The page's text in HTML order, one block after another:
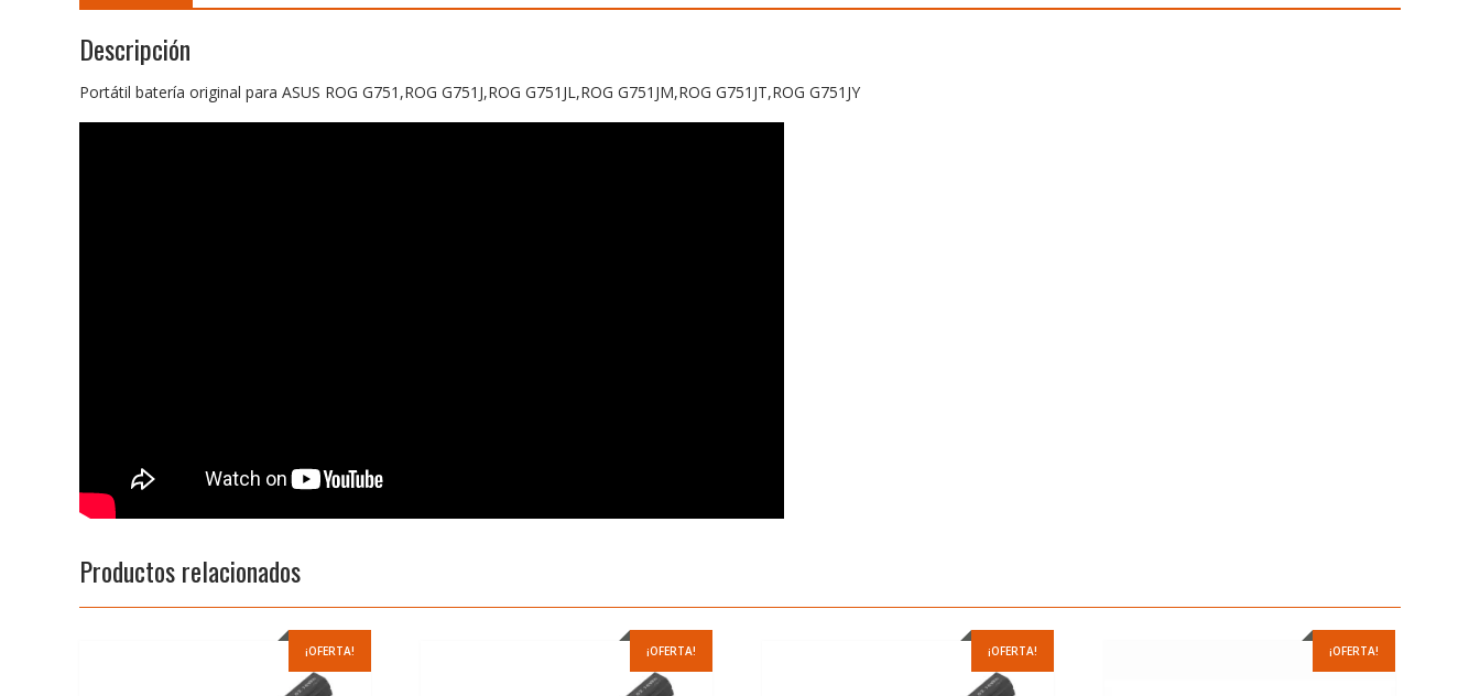
Descripción
Portátil batería original para ASUS ROG G751,ROG G751J,ROG G751JL,ROG G751JM,ROG G751JT,ROG G751JY
Productos relacionados
¡OFERTA! ¡OFERTA! ¡OFERTA! ¡OFERTA!